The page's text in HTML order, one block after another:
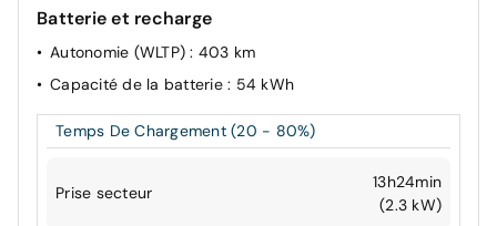
Batterie et recharge
Autonomie (WLTP): 403 km
Capacité de la batterie : 54 kWh
Temps De Chargement (20 - 80%)
Prise secteur
13h24min
(2.3 kW)